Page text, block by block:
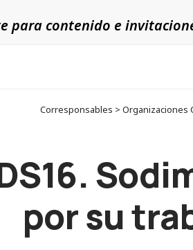
para contenido e
Corresponsables > Organizaciones
por su